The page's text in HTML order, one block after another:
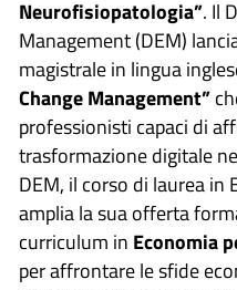
Neurofisiopatologia”. Il
Management (DEM)
magistrale in lingua
Change Management”
professionisti capaci di
trasformazione digitale
DEM, il corso di laurea in
amplia la sua offerta
curriculum in Economia
per affrontare le sfide